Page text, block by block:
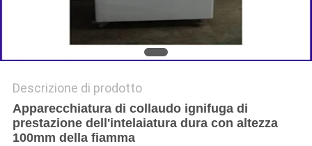
Descrizione di prodotto
Apparecchiatura di collaudo ignifuga di
prestazione dell'intelaiatura dura con altezza
100mm della fiamma